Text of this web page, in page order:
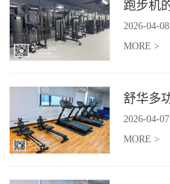
2026-04-08
MORE >
2026-04-07
MORE >